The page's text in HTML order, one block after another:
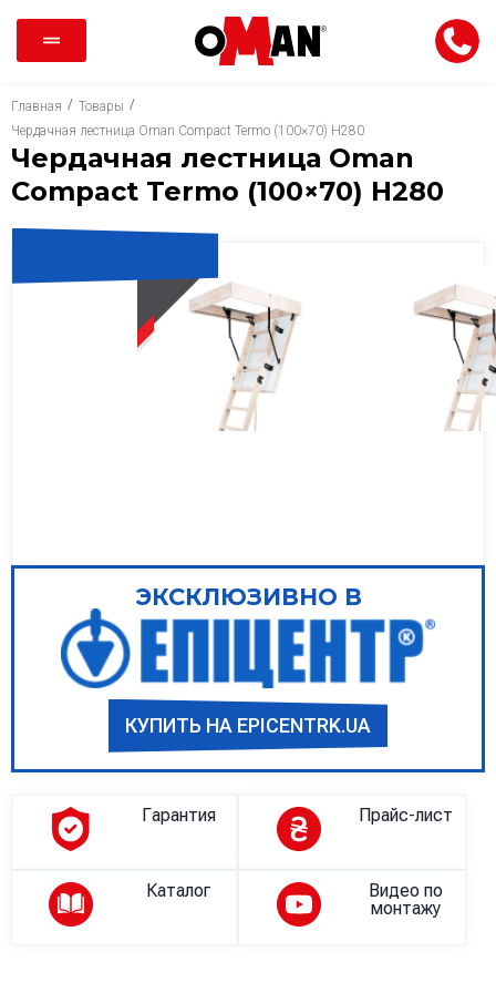
Главная / Товары /
Чердачная лестница Oman Compact Termo (100×70) H280
Чердачная лестница Oman
Compact Termo (100×70) H280
ТОЛЬКО В ЭПИЦЕНТР
ЭКСКЛЮЗИВНО В
КУПИТЬ НА EPICENTRK.UA
Гарантия Прайс-лист
Каталог
Видео по
монтажу